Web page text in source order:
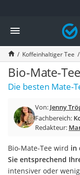
Die beliebtesten
Lebensmittel
Schwarzkümmelöl
Knäckebrot
Schwarzkümmelöl-
Manukahonig
Eiklar
Balsamico-Essig
Schwarzkümmelöl bio
Honig
Gemüsebrühe
Eiskaffee-Pulver
Koffeinhaltiger Tee
Bio-Mate-
Die besten Mate-
Von: Jenny
Fachbereich:
Redakteur:
Bio-Mate-Tee wird in
Sie entsprechend
intensiver oder